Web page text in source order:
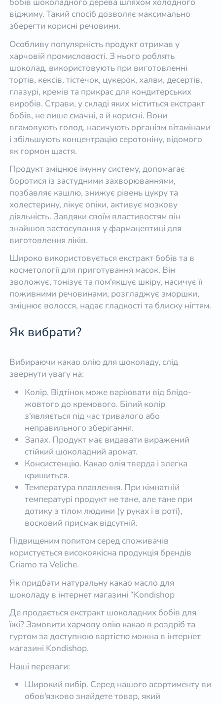
віджиму. Такий спосіб дозволяє максимально
зберегти корисні речовини.
Особливу популярність продукт отримав у
харчовій промисловості. З нього роблять
шоколад, використовують при виготовленні
тортів, кексів, тістечок, цукерок, халви, десертів,
глазурі, кремів та прикрас для кондитерських
виробів. Страви, у складі яких міститься екстракт
бобів, не лише смачні, а й корисні. Вони
вгамовують голод, насичують організм вітамінами
і збільшують концентрацію серотоніну, відомого
як гормон щастя.
Продукт зміцнює імунну систему, допомагає
боротися із застудними захворюваннями,
позбавляє кашлю, знижує рівень цукру та
холестерину, лікує опіки, активує мозкову
діяльність. Завдяки своїм властивостям він
знайшов застосування у фармацевтиці для
виготовлення ліків.
Широко використовується екстракт бобів та в
косметології для приготування масок. Він
зволожує, тонізує та пом'якшує шкіру, насичує її
поживними речовинами, розгладжує зморшки,
зміцнює волосся, надає гладкості та блиску нігтям.
Як вибрати?
Вибираючи какао олію для шоколаду, слід
звернути увагу на:
Колір. Відтінок може варіювати від блідо-
жовтого до кремового. Білий колір
з'являється під час тривалого або
неправильного зберігання.
Запах. Продукт має видавати виражений
стійкий шоколадний аромат.
Консистенцію. Какао олія тверда і злегка
кришиться.
Температура плавлення. При кімнатній
температурі продукт не тане, але тане при
дотику з тілом людини (у руках і в роті),
восковий присмак відсутній.
Підвищеним попитом серед споживачів
користується високоякісна продукція брендів
Criamo та Veliche.
Як придбати натуральну какао масло для
шоколаду в інтернет магазині “Kondishop
Де продається екстракт шоколадних бобів для
їжі? Замовити харчову олію какао в роздріб та
гуртом за доступною вартістю можна в інтернет
магазині Kondishop.
Наші переваги:
Широкий вибір. Серед нашого асортименту ви
обов'язково знайдете товар, який